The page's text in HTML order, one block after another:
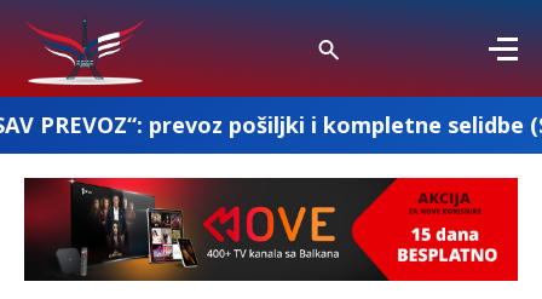
prevoz pošiljki i kompletne selidbe (Srbija-